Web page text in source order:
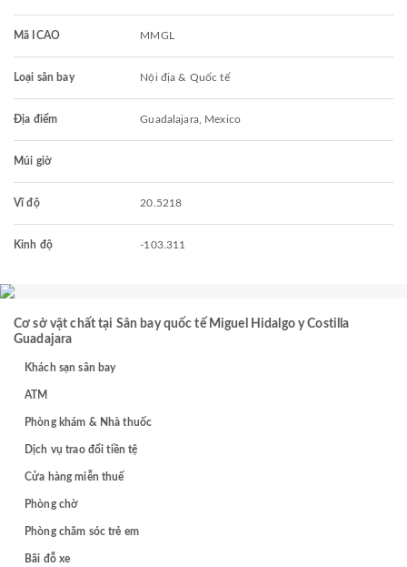
Mã ICAO MMGL
Loại sân bay Nội địa & Quốc tế
Địa điểm Guadalajara, Mexico
Múi giờ
Vĩ độ 20.5218
Kinh độ -103.311
Cơ sở vật chất tại Sân bay quốc tế Miguel Hidalgo y Costilla
Guadajara
Khách sạn sân bay
ATM
Phòng khám & Nhà thuốc
Dịch vụ trao đổi tiền tệ
Cửa hàng miễn thuế
Phòng chờ
Phòng chăm sóc trẻ em
Bãi đỗ xe